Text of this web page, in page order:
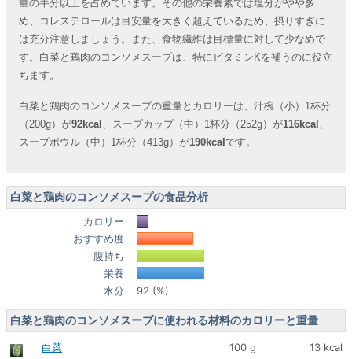
量の半分以上を占めています。その他の栄養素では塩分がやや多
め、コレステロールは目安量を大きく超えているため、摂りすぎに
は充分注意しましょう。また、食物繊維は目標量に対して少なめで
す。白菜と鶏肉のコンソメスープは、特にビタミンKを補うのに役立
ちます。
白菜と鶏肉のコンソメスープの重量とカロリーは、汁椀（小）1杯分
（200g）が92kcal 、スープカップ（中）1杯分（252g）が116kcal 、
スープボウル（中）1杯分（413g）が190kcal です。
白菜と鶏肉のコンソメスープの食品分析
カロリー
おすすめ度
腹持ち
栄養
水分
92 (%)
白菜と鶏肉のコンソメスープに使われる材料のカロリーと重量
白菜 100 g
13 kcal